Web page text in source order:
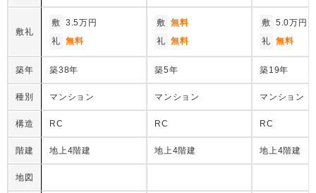
敷礼
敷 3.5万円
礼 無料
敷 無料
礼 無料
敷 5.0万円
礼 無料
築年 築38年 築5年 築19年
種別 マンション マンション マンション
構造 RC RC RC
階建 地上4階建 地上4階建 地上4階建
地図